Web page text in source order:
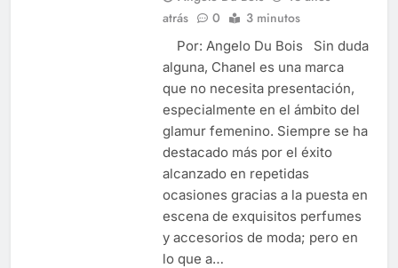
atrás
0 3 minutos
Por: Angelo Du Bois Sin duda
alguna, Chanel es una marca
que no necesita presentación,
especialmente en el ámbito del
glamur femenino. Siempre se ha
destacado más por el éxito
alcanzado en repetidas
ocasiones gracias a la puesta en
escena de exquisitos perfumes
y accesorios de moda; pero en
lo que a…